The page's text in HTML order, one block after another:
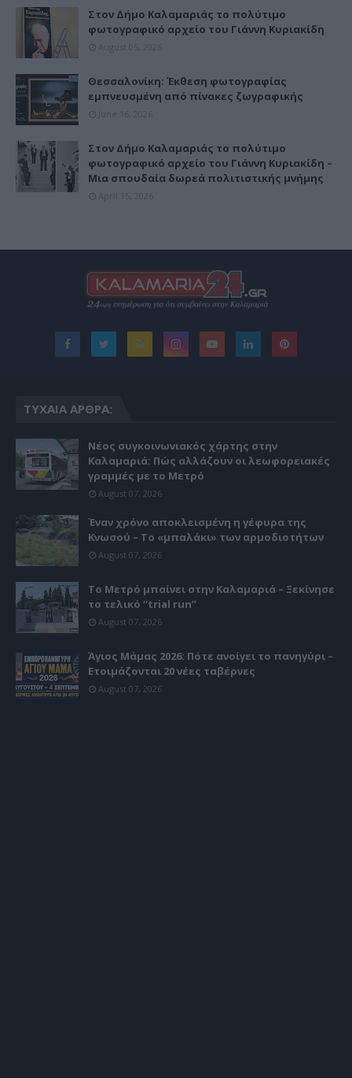
Στον Δήμο Καλαμαριάς το πολύτιμο
φωτογραφικό αρχείο του Γιάννη Κυριακίδη
Θεσσαλονίκη: Έκθεση φωτογραφίας
εμπνευσμένη από πίνακες ζωγραφικής
Στον Δήμο Καλαμαριάς το πολύτιμο
φωτογραφικό αρχείο του Γιάννη Κυριακίδη –
Μια σπουδαία δωρεά πολιτιστικής μνήμης
ΤΥΧΑΊΑ ΆΡΘΡΑ:
Νέος συγκοινωνιακός χάρτης στην
Καλαμαριά: Πώς αλλάζουν οι λεωφορειακές
γραμμές με το Μετρό
August 07, 2026
Έναν χρόνο αποκλεισμένη η γέφυρα της
Κνωσού – Το «μπαλάκι» των αρμοδιοτήτων
August 07, 2026
Το Μετρό μπαίνει στην Καλαμαριά – Ξεκίνησε
το τελικό “trial run”
August 07, 2026
Άγιος Μάμας 2026: Πότε ανοίγει το πανηγύρι –
Ετοιμάζονται 20 νέες ταβέρνες
August 07, 2026